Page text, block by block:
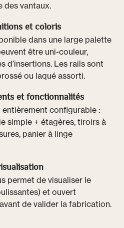
des vantaux.
et coloris
dans une large palette
être uni-couleur,
d’insertions. Les rails sont
ou laqué assorti.
et fonctionnalités
entièrement configurable :
simple + étagères, tiroirs à
panier à linge
permet de visualiser le
et ouvert
de valider la fabrication.